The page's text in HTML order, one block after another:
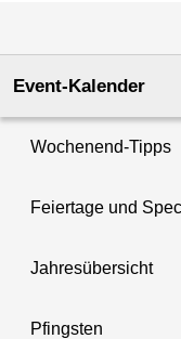
Event-Kalender
Wochenend-Tipps
Feiertage und
Jahresübersicht
Pfingsten